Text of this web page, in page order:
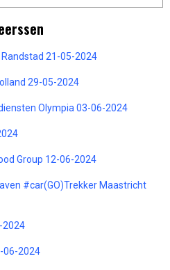
21-05-2024
29-05-2024
Olympia 03-06-2024
Group 12-06-2024
#car(GO)Trekker Maastricht
2024
06-2024